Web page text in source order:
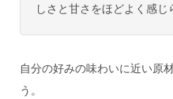
しさと甘さをほどよく感じ
自分の好みの味わいに近い原
う。